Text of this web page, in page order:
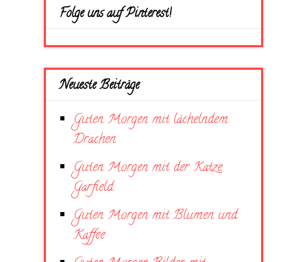
Folge uns auf Pinterest!
Neueste Beiträge
Guten Morgen mit lächelndem
Drachen
Guten Morgen mit der Katze
Garfield
Guten Morgen mit Blumen und
Kaffee